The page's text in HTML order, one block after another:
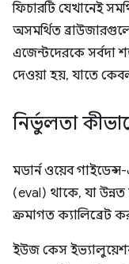
ফিচারটি যেখানেই
অসমর্থিত
এজেন্টদেরকে সর্বদা
দেওয়া হয়, যাতে
নির্ভুলতা
মডার্ন ওয়েব
(eval) থাকে, যা
ক্রমাগত ক্যালিব্রেট
ইউজ কেস